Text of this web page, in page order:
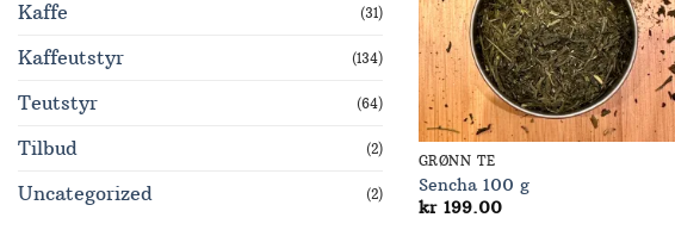
Kaffe (31)
Kaffeutstyr (134)
Teutstyr (64)
Tilbud (2)
Uncategorized (2)
GRØNN TE
Sencha 100 g
kr199.00